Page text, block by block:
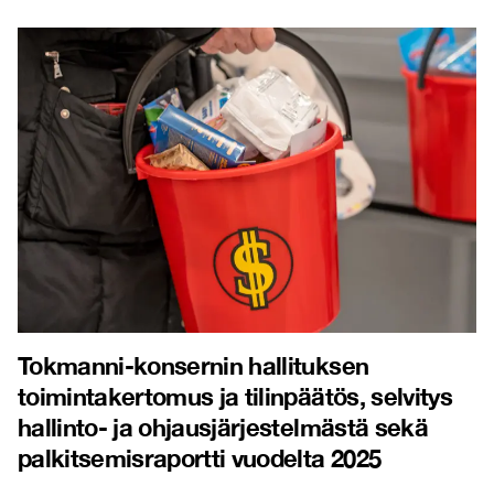
Tokmanni-konsernin hallituksen
toimintakertomus ja tilinpäätös, selvitys
hallinto- ja ohjausjärjestelmästä sekä
palkitsemisraportti vuodelta 2025